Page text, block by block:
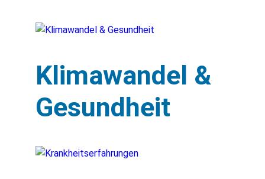
Klimawandel &
Gesundheit